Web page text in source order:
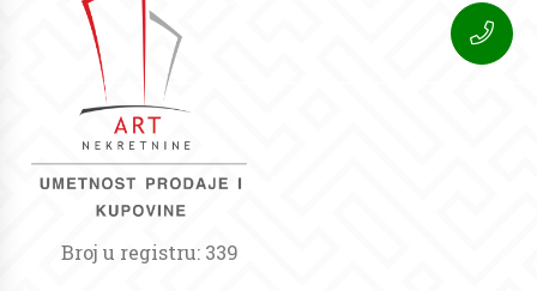
Broj u registru: 339